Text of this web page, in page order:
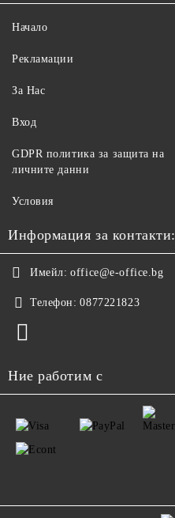
Начало
Рекламации
За Нас
Вход
GDPR политика за защита на
личните данни
Условия
Информация за контакти:
Имейл: office@e-office.bg
Телефон: 0877221823
Ние работим с